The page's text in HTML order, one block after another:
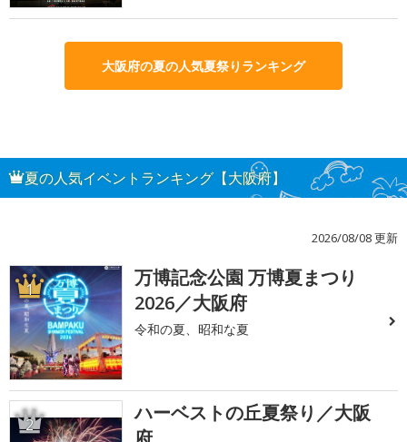
大阪府の夏の人気夏祭りランキング
夏の人気イベントランキング【大阪府】
2026/08/08 更新
1
万博記念公園 万博夏まつり
2026／大阪府
令和の夏、昭和な夏
2
ハーベストの丘夏祭り／大阪